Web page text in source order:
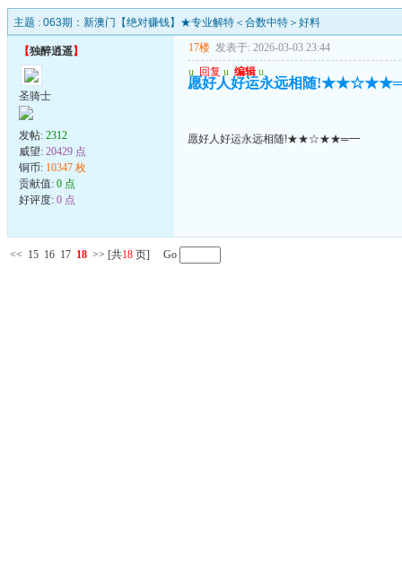
主题 : 063期：新澳门【绝对赚钱】★专业解特＜合数中特＞好料
【独醉逍遥】
圣骑士
发帖: 2312
威望: 20429 点
铜币: 10347 枚
贡献值: 0 点
好评度: 0 点
17楼 发表于: 2026-03-03 23:44
u 回复 u 编辑 u
愿好人好运永远相随
愿好人好运永远相随!★★☆★★═━
<< 15 16 17 18 >> [共18 页] Go